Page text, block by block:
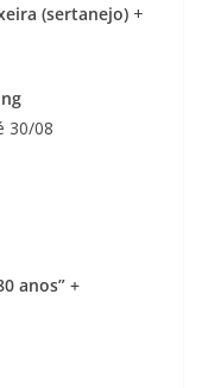
(sertanejo) +
30/08
anos” +